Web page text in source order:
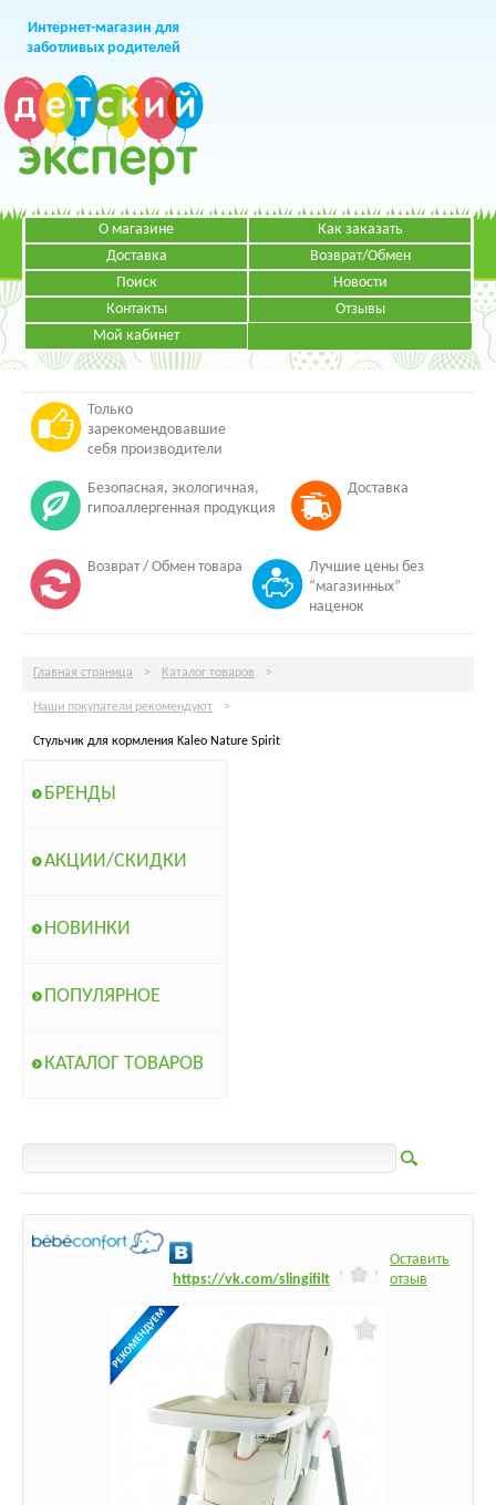
Интернет-магазин для
заботливых родителей
+7 (499)391-49-83Телефон в Москве
Режим работы:
Пн-Пт: с 09.00 до 19.00
НАПИСАТЬ ПИСЬМО
О магазине
Как заказать
Доставка
Возврат/Обмен
Поиск
Новости
Контакты
Отзывы
Мой кабинет
Только
зарекомендовавшие
себя производители
Безопасная, экологичная,
гипоаллергенная продукция
Доставка
Возврат / Обмен товара
Лучшие цены без
“магазинных”
наценок
Главная страница > Каталог товаров >
Наши покупатели рекомендуют >
Стульчик для кормления Kaleo Nature Spirit
БРЕНДЫ
АКЦИИ/СКИДКИ
НОВИНКИ
ПОПУЛЯРНОЕ
КАТАЛОГ ТОВАРОВ
https://vk.com/slingifilt
Оставить
отзыв